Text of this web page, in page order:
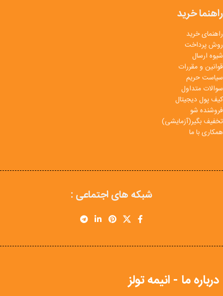
راهنما خرید
راهنمای خرید
روش پرداخت
شیوه ارسال
قوانین و مقررات
سیاست حریم
سوالات متداول
کیف پول دیجیتال
فروشنده شو
تخفیف بگیر(آزمایشی)
همکاری با ما
شبکه های اجتماعی :
درباره ما - انیمه تولز